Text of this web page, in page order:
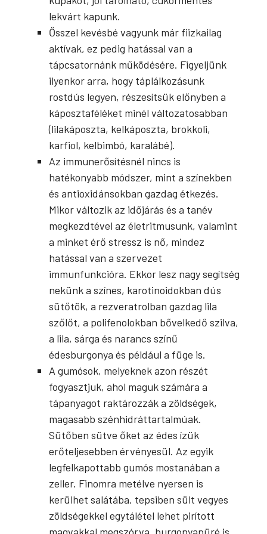
lekvárt kapunk.
Ősszel kevésbé vagyunk már fiizkailag
aktívak, ez pedig hatással van a
tápcsatornánk működésére. Figyeljünk
ilyenkor arra, hogy táplálkozásunk
rostdús legyen, részesítsük előnyben a
káposztaféléket minél változatosabban
(lilakáposzta, kelkáposzta, brokkoli,
karfiol, kelbimbó, karalábé).
Az immunerősítésnél nincs is
hatékonyabb módszer, mint a színekben
és antioxidánsokban gazdag étkezés.
Mikor változik az időjárás és a tanév
megkezdtével az életritmusunk, valamint
a minket érő stressz is nő, mindez
hatással van a szervezet
immunfunkcióra. Ekkor lesz nagy segítség
nekünk a színes, karotinoidokban dús
sütőtök, a rezveratrolban gazdag lila
szőlőt, a polifenolokban bővelkedő szilva,
a lila, sárga és narancs színű
édesburgonya és például a füge is.
A gumósok, melyeknek azon részét
fogyasztjuk, ahol maguk számára a
tápanyagot raktározzák a zöldségek,
magasabb szénhidráttartalmúak.
Sütőben sütve őket az édes ízük
erőteljesebben érvényesül. Az egyik
legfelkapottabb gumós mostanában a
zeller. Finomra metélve nyersen is
kerülhet salátába, tepsiben sült vegyes
zöldségekkel egytálétel lehet pirított